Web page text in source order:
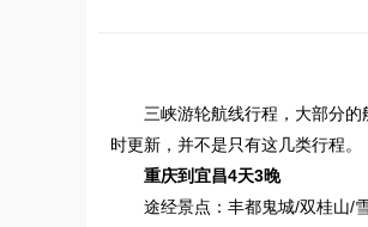
三峡游轮航线行程，大部分
时更新，并不是只有这几类行程。
重庆到宜昌4天3晚
途经景点 ：丰都鬼城/双桂山/